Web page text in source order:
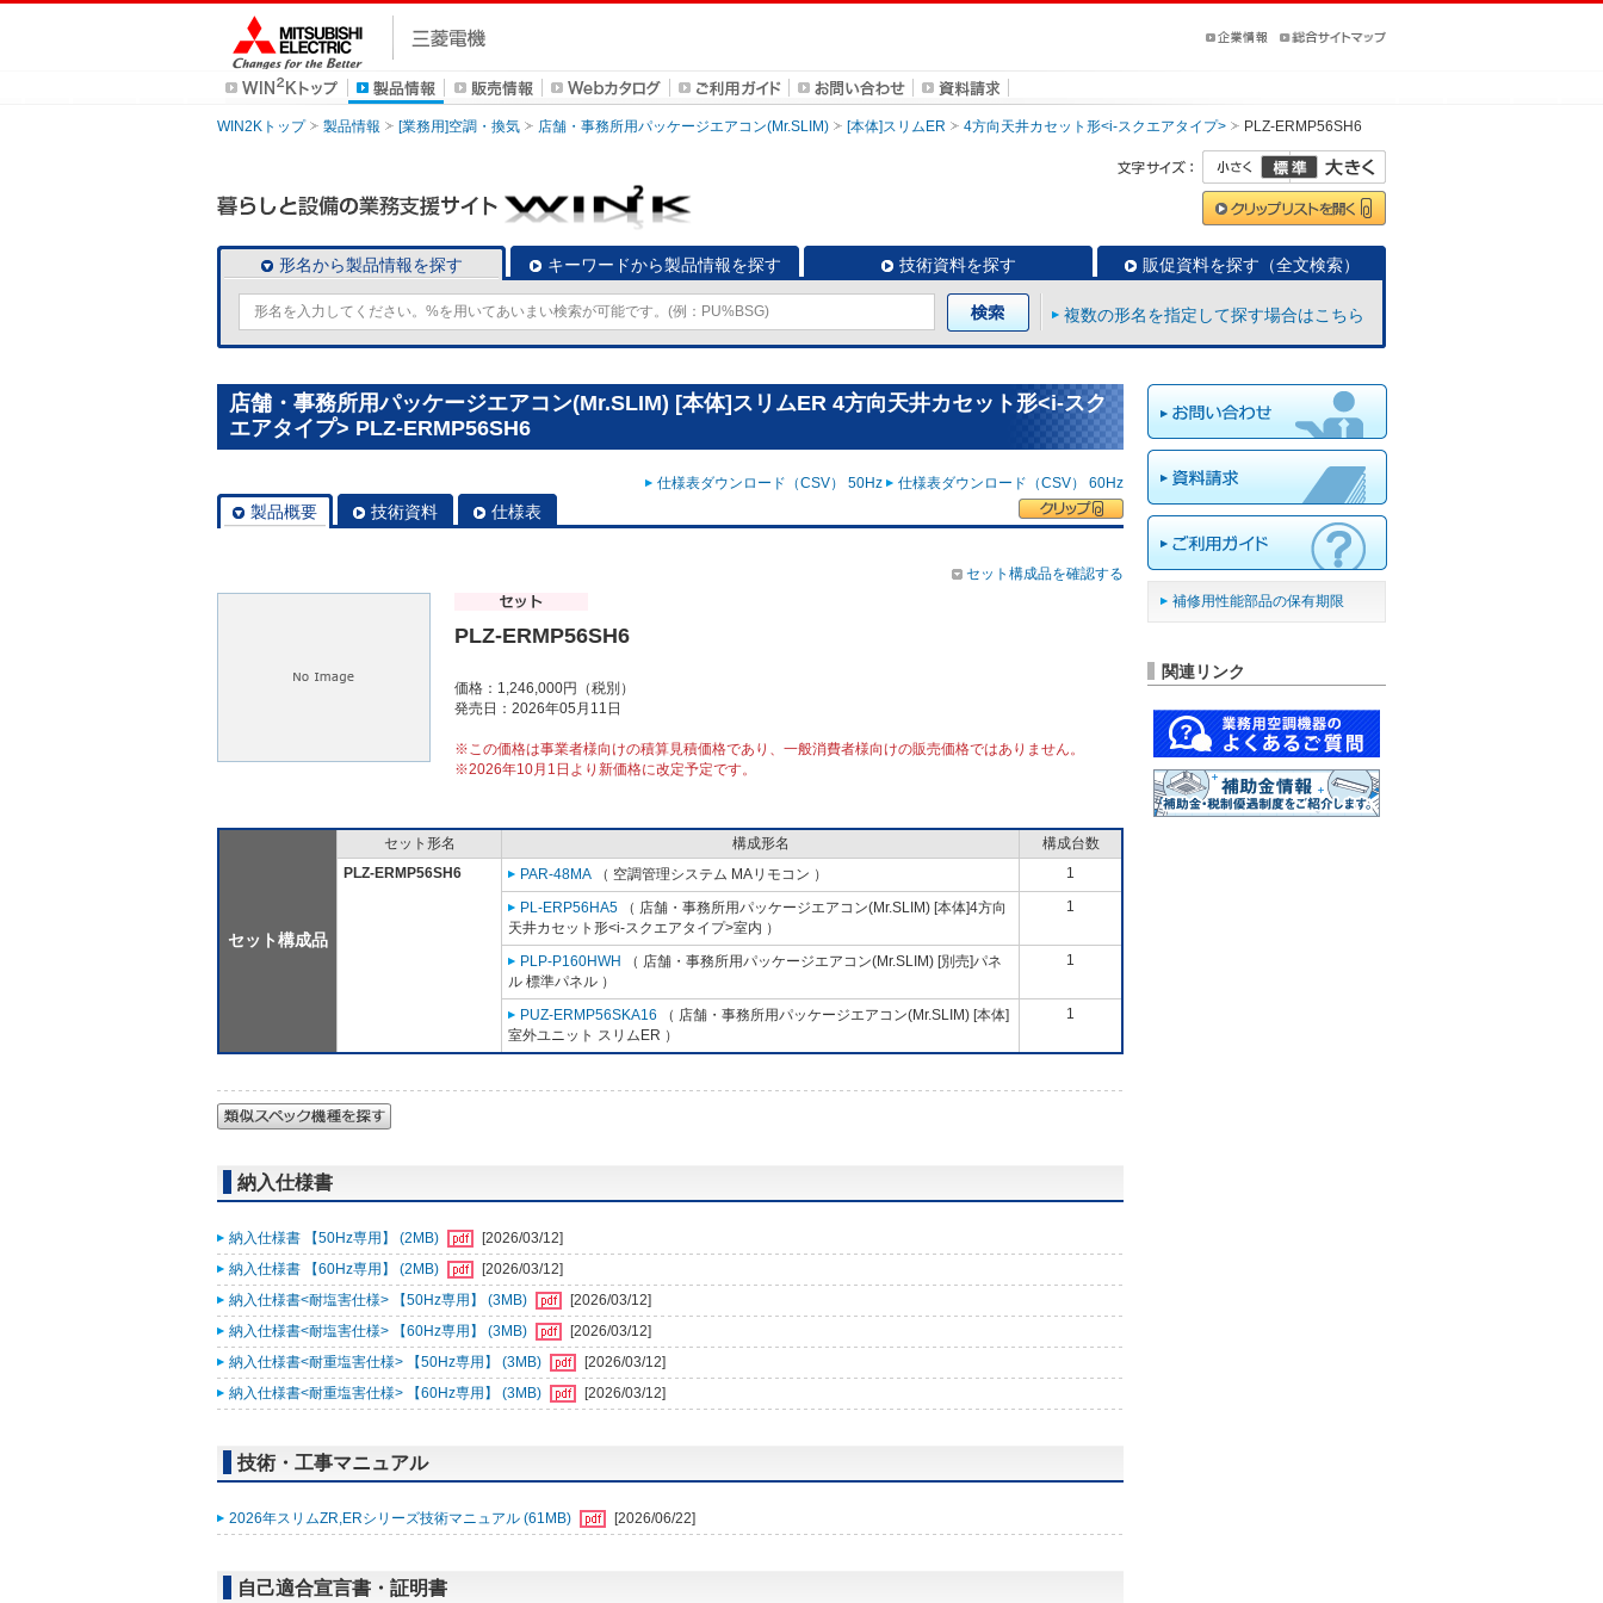
WIN2Kトップ 製品情報 [業務用]空調・換気 店舗・事務所用パッケージエアコン(Mr.SLIM) [本体]スリムER 4方向天井カセット形<i-スクエアタイプ> PLZ-ERMP56SH6
形名から製品情報を探す キーワードから製品情報を探す 技術資料を探す 販促資料を探す（全文検索）
複数の形名を指定して探す場合はこちら
店舗・事務所用パッケージエアコン(Mr.SLIM) [本体]スリムER 4方向天井カセット形<i-スク
エアタイプ> PLZ-ERMP56SH6
仕様表ダウンロード（CSV） 50Hz 仕様表ダウンロード（CSV） 60Hz
製品概要 技術資料 仕様表
セット構成品を確認する
PLZ-ERMP56SH6
価格：1,246,000円（税別）
発売日：2026年05月11日
※この価格は事業者様向けの積算見積価格であり、一般消費者様向けの販売価格ではありません。
※2026年10月1日より新価格に改定予定です。
セット構成品
セット形名 構成形名
構成台数
PLZ-ERMP56SH6
PAR-48MA （ 空調管理システム MAリモコン ） 1
PL-ERP56HA5 （ 店舗・事務所用パッケージエアコン(Mr.SLIM) [本体]4方向
天井カセット形<i-スクエアタイプ>室内 ）
1
PLP-P160HWH
（ 店舗・事務所用パッケージエアコン(Mr.SLIM) [別売]パネ
ル 標準パネル ）
1
PUZ-ERMP56SKA16 （ 店舗・事務所用パッケージエアコン(Mr.SLIM) [本体]
室外ユニット スリムER ）
1
納入仕様書
納入仕様書 【50Hz専用】 (2MB)
[2026/03/12]
納入仕様書 【60Hz専用】 (2MB)
[2026/03/12]
納入仕様書<耐塩害仕様> 【50Hz専用】 (3MB)
[2026/03/12]
納入仕様書<耐塩害仕様> 【60Hz専用】 (3MB)
[2026/03/12]
納入仕様書<耐重塩害仕様> 【50Hz専用】 (3MB)
[2026/03/12]
納入仕様書<耐重塩害仕様> 【60Hz専用】 (3MB)
[2026/03/12]
技術・工事マニュアル
2026年スリムZR,ERシリーズ技術マニュアル (61MB) [2026/06/22]
自己適合宣言書・証明書
補修用性能部品の保有期限
関連リンク